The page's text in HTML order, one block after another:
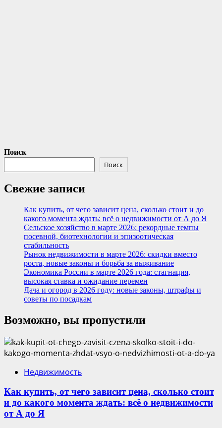
Поиск
Поиск
Свежие записи
Как купить, от чего зависит цена, сколько стоит и до
какого момента ждать: всё о недвижимости от А до Я
Сельское хозяйство в марте 2026: рекордные темпы
посевной, биотехнологии и эпизоотическая
стабильность
Рынок недвижимости в марте 2026: скидки вместо
роста, новые законы и борьба за выживание
Экономика России в марте 2026 года: стагнация,
высокая ставка и ожидание перемен
Дача и огород в 2026 году: новые законы, штрафы и
советы по посадкам
Возможно, вы пропустили
Недвижимость
Как купить, от чего зависит цена, сколько стоит
и до какого момента ждать: всё о недвижимости
от А до Я